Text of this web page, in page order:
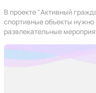
В проекте "Активный
спортивные объекты нужно
развлекательные